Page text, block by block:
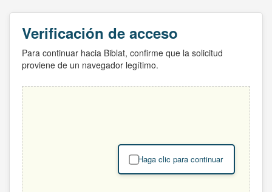
Verificación de acceso
Para continuar hacia Biblat, confirme que la solicitud
proviene de un navegador legítimo.
Haga clic para continuar